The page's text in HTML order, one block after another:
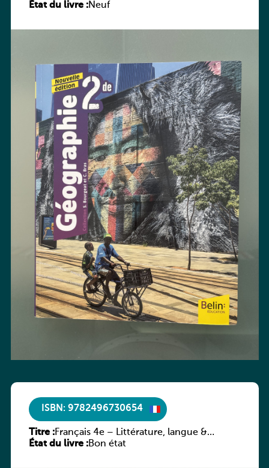
État du livre :Neuf
ISBN: 9782496730654
Titre :Français 4e – Littérature, langue &
méthodes
État du livre :Bon état